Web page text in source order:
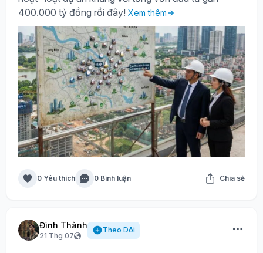
400.000 tỷ đồng rồi đây! Xem thêm
0 Yêu thích 0 Bình luận Chia sẻ
Đình Thành
21 Thg 07
Theo Dõi